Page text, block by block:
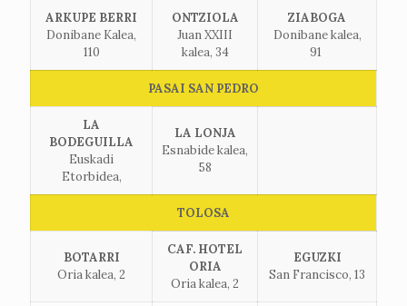
ARKUPE BERRI
Donibane Kalea,
110
ONTZIOLA
Juan XXIII
kalea, 34
ZIABOGA
Donibane kalea,
91
PASAI SAN PEDRO
LA
BODEGUILLA
Euskadi
Etorbidea,
LA LONJA
Esnabide kalea,
58
TOLOSA
BOTARRI
Oria kalea, 2
CAF. HOTEL
ORIA
Oria kalea, 2
EGUZKI
San Francisco, 13